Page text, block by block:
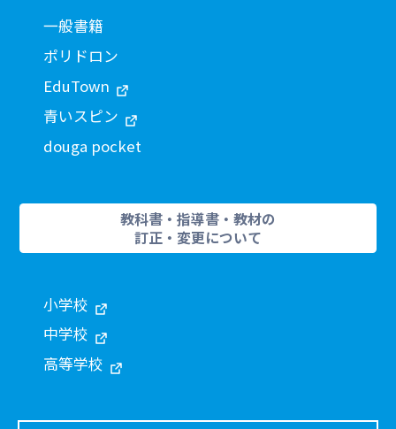
一般書籍
ポリドロン
EduTown
青いスピン
douga pocket
教科書・指導書・教材の
訂正・変更について
小学校
中学校
高等学校